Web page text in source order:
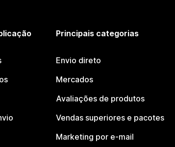
Principais categorias
Envio direto
Mercados
Avaliações de produtos
Vendas superiores e pacotes
Marketing por e-mail